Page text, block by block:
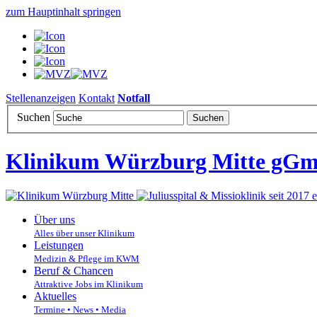
zum Hauptinhalt springen
Stellenanzeigen Kontakt Notfall
Suchen
Klinikum Würzburg Mitte
Über uns
Alles über unser Klinikum
Leistungen
Medizin & Pflege im KWM
Beruf & Chancen
Attraktive Jobs im Klinikum
Aktuelles
Termine • News • Media